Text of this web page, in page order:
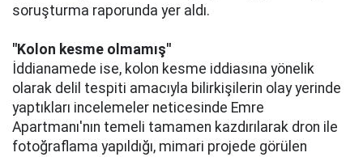
soruşturma raporunda yer aldı.
"Kolon kesme olmamış"
İddianamede ise, kolon kesme iddiasına yönelik
olarak delil tespiti amacıyla bilirkişilerin olay yerinde
yaptıkları incelemeler neticesinde Emre
Apartmanı'nın temeli tamamen kazdırılarak dron ile
fotoğraflama yapıldığı, mimari projede görülen